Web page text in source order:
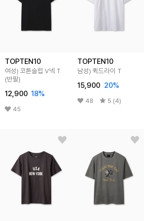
TOPTEN10
여성) 코튼슬럽 V넥 T
(반팔)
12,900 18%
45
TOPTEN10
남성) 퀵드라이 T
15,900 20%
48 5 (4)